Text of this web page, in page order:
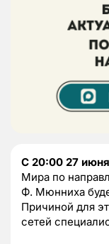
С 20:00 27
Мира по
Ф. Мюнниха
Причиной для
сетей